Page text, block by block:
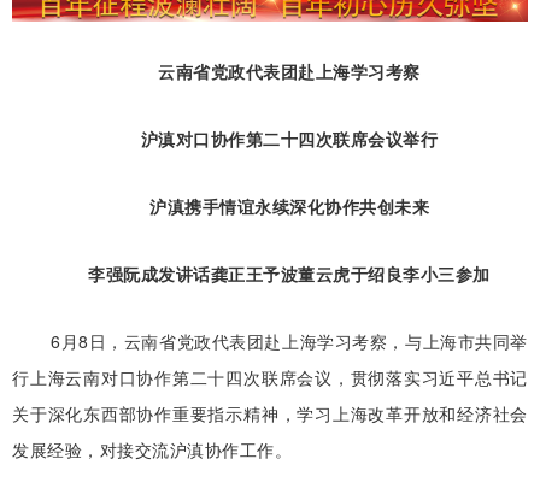
云南省党政代表团赴上海学习考察
沪滇对口协作第二十四次联席会议举行
沪滇携手情谊永续深化协作共创未来
李强阮成发讲话龚正王予波董云虎于绍良李小三参加
6月8日，云南省党政代表团赴上海学习考察，与上海市共同举
行上海云南对口协作第二十四次联席会议，贯彻落实习近平总书记
关于深化东西部协作重要指示精神，学习上海改革开放和经济社会
发展经验，对接交流沪滇协作工作。